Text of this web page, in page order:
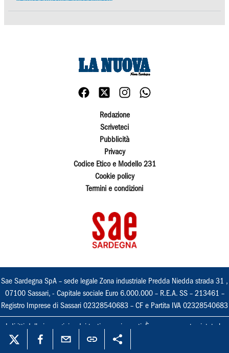
Redazione
Scriveteci
Pubblicità
Privacy
Codice Etico e Modello 231
Cookie policy
Termini e condizioni
Sae Sardegna SpA – sede legale Zona industriale Predda Niedda strada 31 ,
07100 Sassari, - Capitale sociale Euro 6.000.000 – R.E.A. SS – 213461 –
Registro Imprese di Sassari 02328540683 – CF e Partita IVA 02328540683
I diritti delle immagini e dei testi sono riservati. È espressamente vietata la
loro riproduzione con qualsiasi mezzo e l'adattamento totale o parziale.